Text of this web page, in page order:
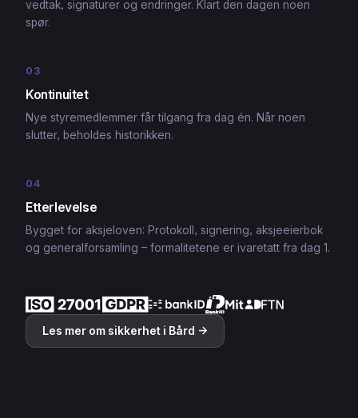
vedtak, signaturer og endringer. Klart den dagen noen
spør.
03
Kontinuitet
Nye styremedlemmer får tilgang fra dag én. Når noen
slutter, beholdes historikken.
04
Etterlevelse
Bygget for aksjeloven: Protokoll, signering, aksjeeierbok
og generalforsamling – formalitetene er ivaretatt fra dag 1.
Les mer om sikkerhet i Bård →